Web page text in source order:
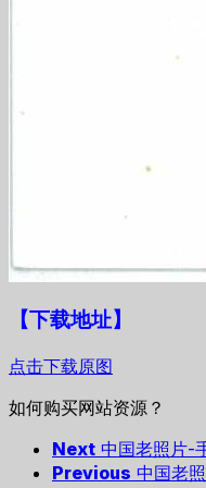
【下载地址】
点击下载原图
如何购买网站资源？
Next 中国老照片-
Previous 中国老